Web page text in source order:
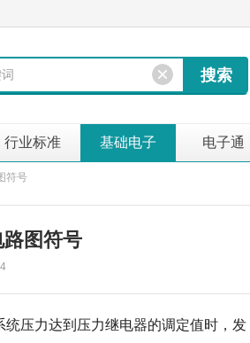
行业标准 基础电子 电子通
符号
图符号
统压力达到压力继电器的调定值时，发